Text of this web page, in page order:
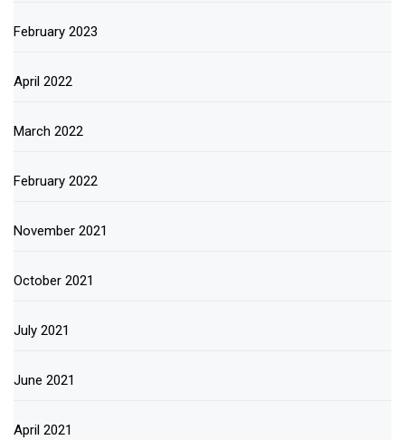
February 2023
April 2022
March 2022
February 2022
November 2021
October 2021
July 2021
June 2021
April 2021